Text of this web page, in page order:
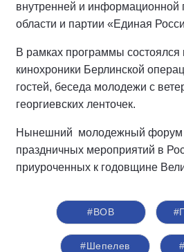
внутренней и информационной
области и партии «Единая
В рамках программы состоялся
кинохроники Берлинской
гостей, беседа молодежи с
георгиевских ленточек.
Нынешний молодежный форум
праздничных мероприятий в
приуроченных к годовщине
#ВОВ
#Шепелев